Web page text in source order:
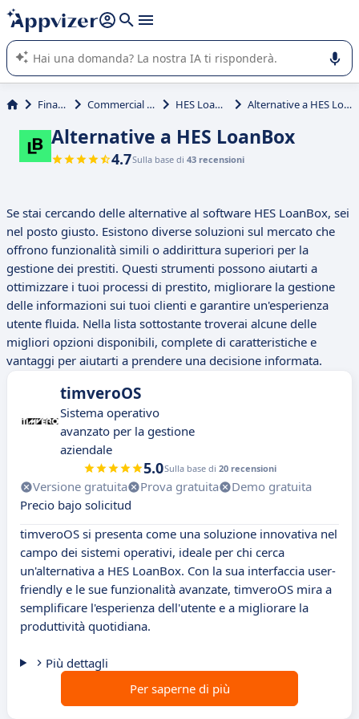
righe con
shift + enter
L'IA di Appvizer vi guida nell'utilizzo o nella scelta di un
software SaaS per la vostra azienda.
Finanza Commercial Loan HES LoanBox Alternative a HES LoanBox
Alternative a HES LoanBox
4.7Sulla base di 43 recensioni
Se stai cercando delle alternative al software HES LoanBox, sei
nel posto giusto. Esistono diverse soluzioni sul mercato che
offrono funzionalità simili o addirittura superiori per la
gestione dei prestiti. Questi strumenti possono aiutarti a
ottimizzare i tuoi processi di prestito, migliorare la gestione
delle informazioni sui tuoi clienti e garantire un'esperienza
utente fluida. Nella lista sottostante troverai alcune delle
migliori opzioni disponibili, complete di caratteristiche e
vantaggi per aiutarti a prendere una decisione informata.
timveroOS
Sistema operativo
avanzato per la gestione
aziendale
5.0Sulla base di 20 recensioni
Versione gratuita Prova gratuita
Demo gratuita
Precio bajo solicitud
timveroOS si presenta come una soluzione innovativa nel
campo dei sistemi operativi, ideale per chi cerca
un'alternativa a HES LoanBox. Con la sua interfaccia user-
friendly e le sue funzionalità avanzate, timveroOS mira a
semplificare l'esperienza dell'utente e a migliorare la
produttività quotidiana.
Più dettagli
Per saperne di più